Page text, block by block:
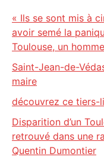
« Ils se sont mis à
avoir semé la
Toulouse, un
Saint-Jean-de-
maire
découvrez ce tiers-
Disparition d’un
retrouvé dans une
Quentin Dumontier